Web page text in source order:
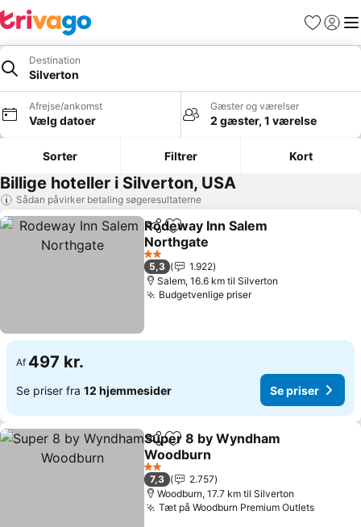
Favoritter
Log ind
Destination
Silverton
Afrejse/ankomst
Vælg datoer
Gæster og værelser
2 gæster, 1 værelse
Sorter Filtrer Kort
Billige hoteller i Silverton, USA
Sådan påvirker betaling søgeresultaterne
Del Føj til favoritter
Rodeway Inn Salem
Northgate
Se priser
2 Stjerner
5,3
1.922
Salem, 16.6 km til Silverton
Budgetvenlige priserSe priser
Af 497 kr.
Se priser fra 12 hjemmesider Se priser
Del Føj til favoritter
Super 8 by Wyndham
Woodburn
Se priser
2 Stjerner
7,3
2.757
Woodburn, 17.7 km til Silverton
Tæt på Woodburn Premium OutletsSe